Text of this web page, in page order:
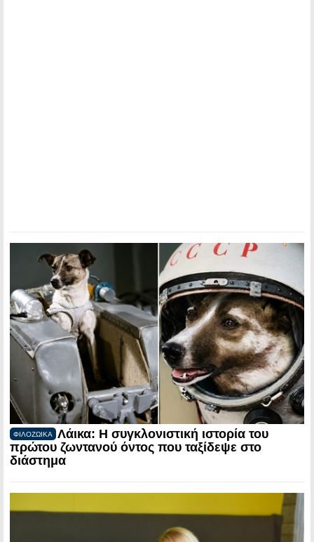
ΦΙΛΟΖΩΙΚΑ
Λάικα: Η συγκλονιστική ιστορία του
πρώτου ζωντανού όντος που ταξίδεψε στο
διάστημα